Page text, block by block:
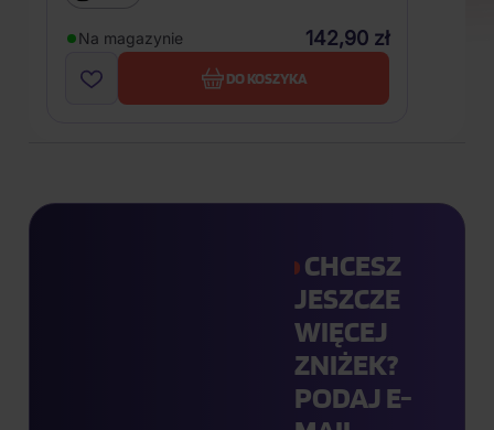
Na magazynie 142,90 zł
DO KOSZYKA
CHCESZ
JESZCZE
WIĘCEJ
ZNIŻEK?
PODAJ E-